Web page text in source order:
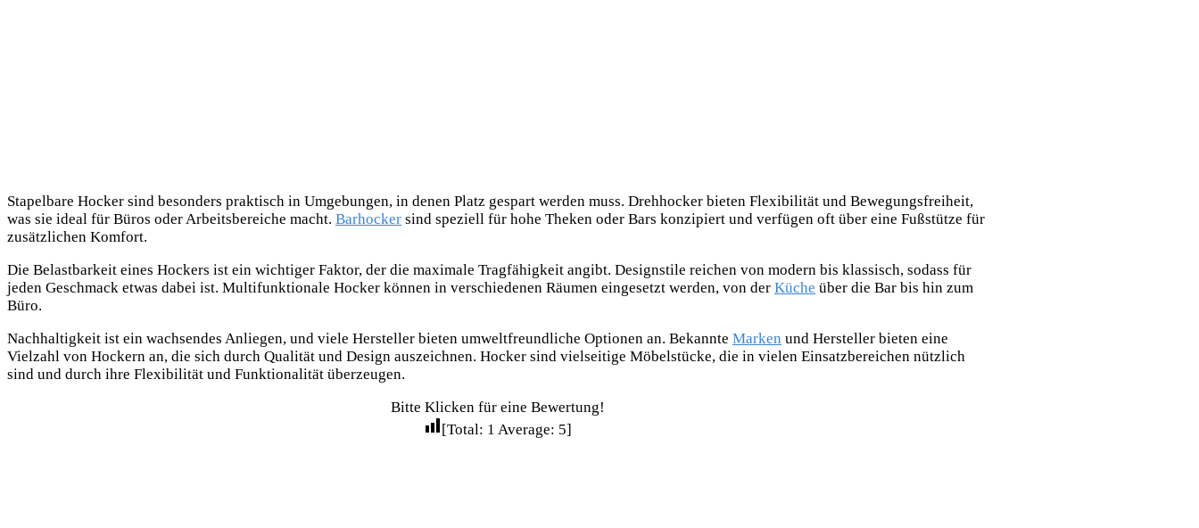
Stapelbare Hocker sind besonders praktisch in Umgebungen, in denen Platz gespart werden muss. Drehhocker bieten Flexibilität und Bewegungsfreiheit,
was sie ideal für Büros oder Arbeitsbereiche macht. Barhocker sind speziell für hohe Theken oder Bars konzipiert und verfügen oft über eine Fußstütze für
zusätzlichen Komfort.
Die Belastbarkeit eines Hockers ist ein wichtiger Faktor, der die maximale Tragfähigkeit angibt. Designstile reichen von modern bis klassisch, sodass für
jeden Geschmack etwas dabei ist. Multifunktionale Hocker können in verschiedenen Räumen eingesetzt werden, von der Küche über die Bar bis hin zum
Büro.
Nachhaltigkeit ist ein wachsendes Anliegen, und viele Hersteller bieten umweltfreundliche Optionen an. Bekannte Marken und Hersteller bieten eine
Vielzahl von Hockern an, die sich durch Qualität und Design auszeichnen. Hocker sind vielseitige Möbelstücke, die in vielen Einsatzbereichen nützlich
sind und durch ihre Flexibilität und Funktionalität überzeugen.
Bitte Klicken für eine Bewertung!
[Total: 1 Average: 5]